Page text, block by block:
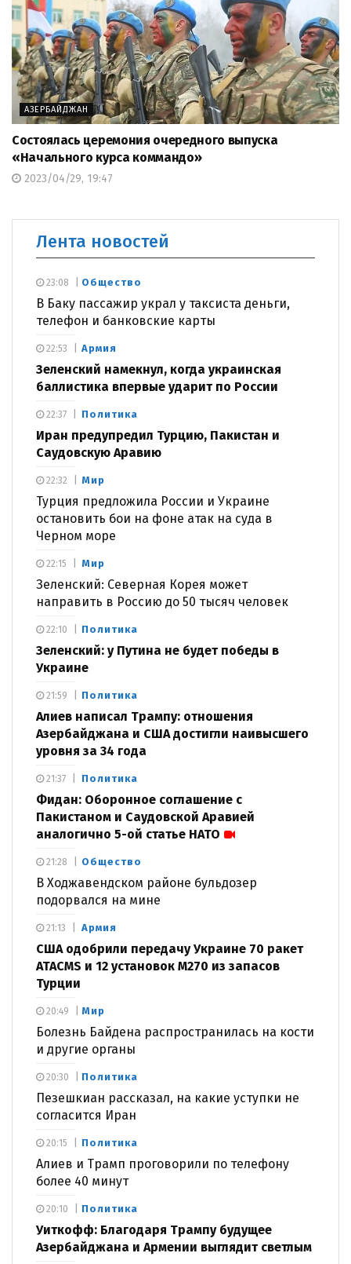
АЗЕРБАЙДЖАН
Состоялась церемония очередного выпуска
«Начального курса коммандо»
2023/04/29, 19:47
Лента новостей
Общество
В Баку пассажир украл у таксиста деньги,
телефон и банковские карты
23:08
Армия
Зеленский намекнул, когда украинская
баллистика впервые ударит по России
22:53
Политика
Иран предупредил Турцию, Пакистан и
Саудовскую Аравию
22:37
Мир
Турция предложила России и Украине
остановить бои на фоне атак на суда в
Черном море
22:32
Мир
Зеленский: Северная Корея может
направить в Россию до 50 тысяч человек
22:15
Политика
Зеленский: у Путина не будет победы в
Украине
22:10
Политика
Алиев написал Трампу: отношения
Азербайджана и США достигли наивысшего
уровня за 34 года
21:59
Политика
Фидан: Оборонное соглашение с
Пакистаном и Саудовской Аравией
аналогично 5-ой статье НАТО
21:37
Общество
В Ходжавендском районе бульдозер
подорвался на мине
21:28
Армия
США одобрили передачу Украине 70 ракет
ATACMS и 12 установок M270 из запасов
Турции
21:13
Мир
Болезнь Байдена распространилась на кости
и другие органы
20:49
Политика
Пезешкиан рассказал, на какие уступки не
согласится Иран
20:30
Политика
Алиев и Трамп проговорили по телефону
более 40 минут
20:15
Политика
Уиткофф: Благодаря Трампу будущее
Азербайджана и Армении выглядит светлым
20:10